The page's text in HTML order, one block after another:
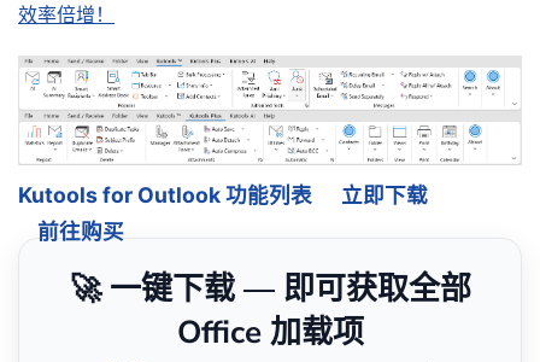
效率倍增！
Kutools for Outlook 功能列表
立即下载
前往购买
🚀 一键下载 — 即可获取全部
Office 加载项